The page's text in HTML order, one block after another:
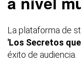
La plataforma de
'Los Secretos
éxito de audiencia.